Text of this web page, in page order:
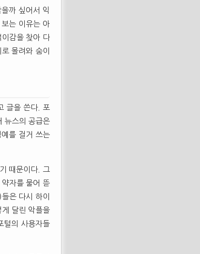
까 싶어서 익
는 이유는 아
감을 찾아 다
몰려와 숨이
글을 쓴다. 포
뉴스의 공급은
를 걸거 쓰는
때문이다. 그
자를 물어 뜯
)들은 다시 하이
달린 악플을
털의 사용자들